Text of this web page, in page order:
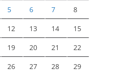
5 6 7 8
12 13 14 15
19 20 21 22
26 27 28 29